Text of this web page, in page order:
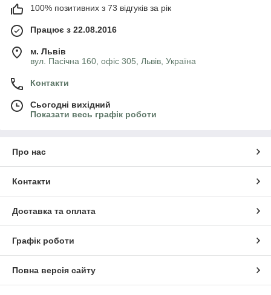
100% позитивних з 73 відгуків за рік
Працює з 22.08.2016
м. Львів
вул. Пасічна 160, офіс 305, Львів, Україна
Контакти
Сьогодні вихідний
Показати весь графік роботи
Про нас
Контакти
Доставка та оплата
Графік роботи
Повна версія сайту